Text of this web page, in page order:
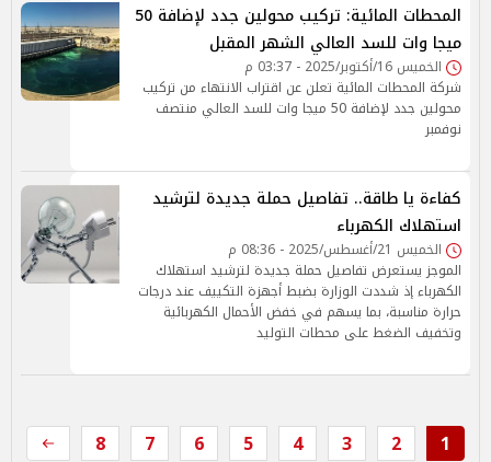
المحطات المائية: تركيب محولين جدد لإضافة 50
ميجا وات للسد العالي الشهر المقبل
الخميس 16/أكتوبر/2025 - 03:37 م
شركة المحطات المائية تعلن عن اقتراب الانتهاء من تركيب
محولين جدد لإضافة 50 ميجا وات للسد العالي منتصف
نوفمبر
كفاءة يا طاقة.. تفاصيل حملة جديدة لترشيد
استهلاك الكهرباء
الخميس 21/أغسطس/2025 - 08:36 م
الموجز يستعرض تفاصيل حملة جديدة لترشيد استهلاك
الكهرباء إذ شددت الوزارة بضبط أجهزة التكييف عند درجات
حرارة مناسبة، بما يسهم في خفض الأحمال الكهربائية
وتخفيف الضغط على محطات التوليد
1
2
3
4
5
6
7
8